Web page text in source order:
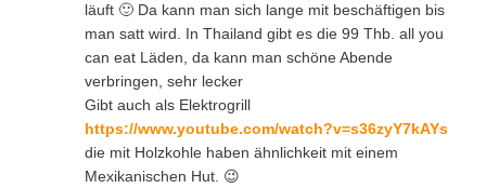
läuft 🙂 Da kann man sich lange mit beschäftigen bis
man satt wird. In Thailand gibt es die 99 Thb. all you
can eat Läden, da kann man schöne Abende
verbringen, sehr lecker
Gibt auch als Elektrogrill
https://www.youtube.com/watch?v=s36zyY7kAYs
die mit Holzkohle haben ähnlichkeit mit einem
Mexikanischen Hut. 😉